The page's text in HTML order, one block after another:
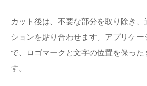
カット後は、不要な部分を取り除き
ションを貼り合わせます。アプリケー
で、ロゴマークと文字の位置を保った
す。